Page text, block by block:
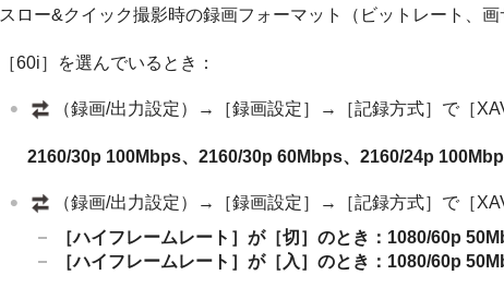
スロー&クイック撮影時の録画フォーマット（ビットレート、
［60i］を選んでいるとき：
（録画/出力設定）→［録画設定］→［記録方式］で［
2160/30p 100Mbps、2160/30p 60Mbps、2160/24p
（録画/出力設定）→［録画設定］→［記録方式］で［
［ハイフレームレート］が［切］のとき：1080/60p
［ハイフレームレート］が［入］のとき：1080/60p